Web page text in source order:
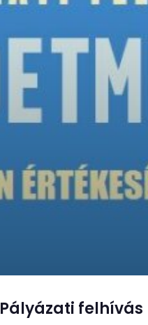
Pályázati felhívás